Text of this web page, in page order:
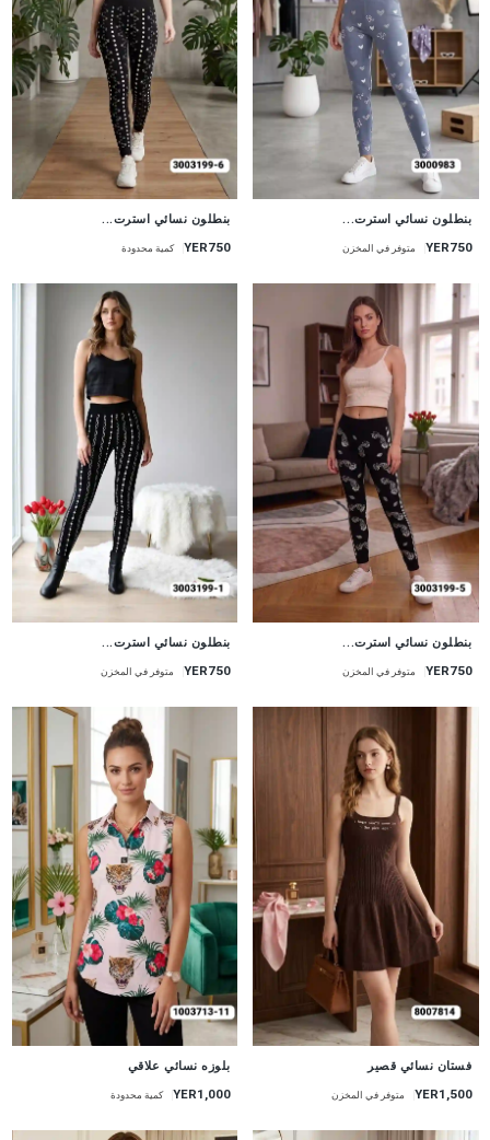
جديد
بنطلون نسائي استرت...
YER750 متوفر في المخزن
جديد
بنطلون نسائي استرت...
YER750 كمية محدودة
جديد
بنطلون نسائي استرت...
YER750 متوفر في المخزن
جديد
بنطلون نسائي استرت...
YER750 متوفر في المخزن
جديد
فستان نسائي قصير
YER1,500 متوفر في المخزن
جديد
بلوزه نسائي علاقي
YER1,000 كمية محدودة